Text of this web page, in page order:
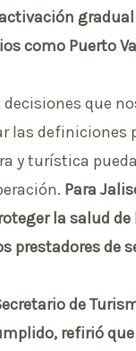
gradual
como Puerto
que
las definiciones
y turística
Para
la salud de
prestadores de
de
refirió que